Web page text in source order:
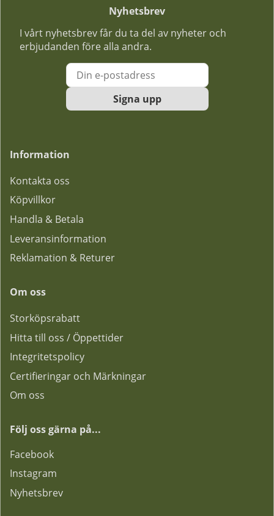
Nyhetsbrev
I vårt nyhetsbrev får du ta del av nyheter och
erbjudanden före alla andra.
Signa upp
Information
Kontakta oss
Köpvillkor
Handla & Betala
Leveransinformation
Reklamation & Returer
Om oss
Storköpsrabatt
Hitta till oss / Öppettider
Integritetspolicy
Certifieringar och Märkningar
Om oss
Följ oss gärna på...
Facebook
Instagram
Nyhetsbrev